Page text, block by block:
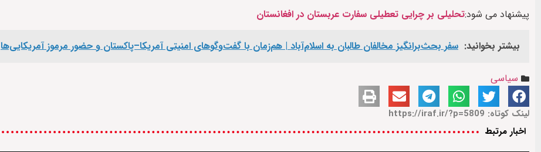
پیشنهاد می شود:تحلیلی بر چرایی تعطیلی سفارت عربستان در افغانستان
بیشتر بخوانید: سفر بحث‌برانگیز مخالفان طالبان به اسلام‌آباد | هم‌زمان با گفت‌وگوهای امنیتی آمریکا–پاکستان و حضور مرموز آمریکایی‌ها
سیاسی
لینک کوتاه: https://iraf.ir/?p=5809
اخبار مرتبط